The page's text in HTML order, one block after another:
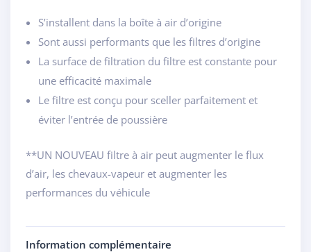
S’installent dans la boîte à air d’origine
Sont aussi performants que les filtres d’origine
La surface de filtration du filtre est constante pour
une efficacité maximale
Le filtre est conçu pour sceller parfaitement et
éviter l’entrée de poussière
**UN NOUVEAU filtre à air peut augmenter le flux
d’air, les chevaux-vapeur et augmenter les
performances du véhicule
Information complémentaire